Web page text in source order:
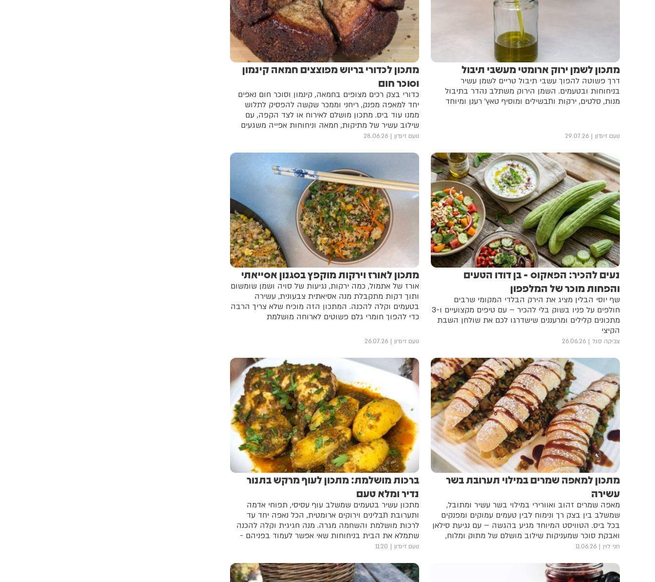
מתכון לשמן ירוק ארומטי מעשבי תיבול
דרך פשוטה להפוך עשבי תיבול טריים לשמן עשיר
בניחוחות ובטעמים. השמן הירוק משתלב נהדר בתיבול
מנות, סלטים, ירקות ותבשילים ומוסיף טאץ' רענן ומיוחד
נועם זיגדון 29.07.26
מתכון לכדורי בריוש מפוצצים חמאה קינמון
וסוכר חום
כדורי בצק רכים מצופים בחמאה, קינמון וסוכר חום נאפים
יחד למאפה מפנק, ריחני וממכר שקשה להפסיק לתלוש
ממנו עוד ביס. מתכון מושלם לאירוח או לצד הקפה, עם
שילוב עשיר של מתיקות, חמאה וניחוחות אפייה משגעים
נועם זיגדון 28.06.26
נעים להכיר: הפאקוס - בן דודו הטעים
והפחות מוכר של המלפפון
שף יוסי הבלין מציג את הירק הבלדי המקומי שרבים
חולפים על פניו בשוק בלי להכיר – עם טיפים מקצועיים ו-3
מתכונים קלילים ומרעננים שישדרגו לכם את שולחן השבת
הקיצי
צביקה סגל 26.06.26
מתכון לאורז וירקות מוקפץ בסגנון אסייאתי
אורז של אתמול, כמה ירקות, נגיעות של סויה ושמן שומשום
ותוך דקות מתקבלת מנה אסיאתית צבעונית, עשירה
בטעמים וקלה להכנה. המתכון הזה מוכיח שלא צריך הרבה
כדי להפוך חומרי גלם פשוטים לארוחה מושלמת
נועם זיגדון 26.07.26
מתכון למאפה שמרים במילוי תערובת בשר
עשירה
מאפה שמרים זהוב ואוורירי במילוי בשר עשיר ומתובל,
שמשלב בין בצק רך ונימוח לבין טעמים עמוקים ומפנקים
בכל ביס. הטוויסט המיוחד מגיע בהגשה – עם נגיעת סילאן
ואבקת סוכר שמעניקות שילוב מושלם של מתוק ומלוח,
למאפה שקשה להפסיק לאכול
חני לוין 11.06.26
ברכות מושלמת: מתכון לעוף מרקש בתנור
נדיר ומלא טעם
מתכון עשיר בטעמים שמשלב עוף עסיסי, תפוחי אדמה
ותערובת תבלינים וירוקים ארומטית, הכל נאפה יחד עד
לרכות מושלמת והשחמה מגרה. מנה חגיגית וקלה להכנה
שתמלא את הבית בניחוחות שאי אפשר לעמוד בפניהם -
אתם חייבים לנסות!
נועם זיגדון 11:20